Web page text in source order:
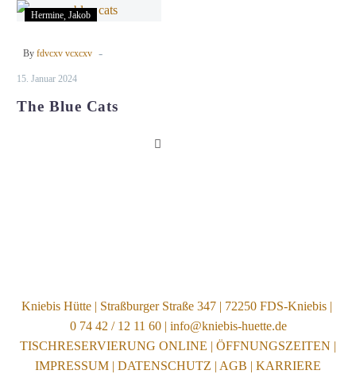
The
Cats
Hermine Jakob
By fdvcxv vcxcxv -
15. Januar 2024
The Blue Cats
Kniebis Hütte | Straßburger Straße 347 | 72250 FDS-Kniebis |
0 74 42 / 12 11 60 | info@kniebis-huette.de
TISCHRESERVIERUNG ONLINE | ÖFFNUNGSZEITEN |
IMPRESSUM | DATENSCHUTZ | AGB | KARRIERE